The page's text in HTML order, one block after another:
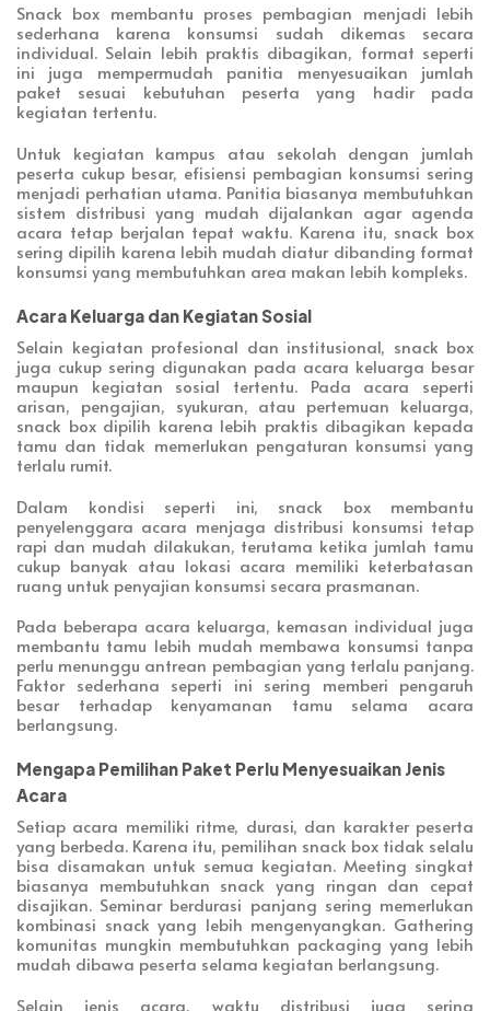
Snack box membantu proses pembagian menjadi lebih
sederhana karena konsumsi sudah dikemas secara
individual. Selain lebih praktis dibagikan, format seperti
ini juga mempermudah panitia menyesuaikan jumlah
paket sesuai kebutuhan peserta yang hadir pada
kegiatan tertentu.
Untuk kegiatan kampus atau sekolah dengan jumlah
peserta cukup besar, efisiensi pembagian konsumsi sering
menjadi perhatian utama. Panitia biasanya membutuhkan
sistem distribusi yang mudah dijalankan agar agenda
acara tetap berjalan tepat waktu. Karena itu, snack box
sering dipilih karena lebih mudah diatur dibanding format
konsumsi yang membutuhkan area makan lebih kompleks.
Acara Keluarga dan Kegiatan Sosial
Selain kegiatan profesional dan institusional, snack box
juga cukup sering digunakan pada acara keluarga besar
maupun kegiatan sosial tertentu. Pada acara seperti
arisan, pengajian, syukuran, atau pertemuan keluarga,
snack box dipilih karena lebih praktis dibagikan kepada
tamu dan tidak memerlukan pengaturan konsumsi yang
terlalu rumit.
Dalam kondisi seperti ini, snack box membantu
penyelenggara acara menjaga distribusi konsumsi tetap
rapi dan mudah dilakukan, terutama ketika jumlah tamu
cukup banyak atau lokasi acara memiliki keterbatasan
ruang untuk penyajian konsumsi secara prasmanan.
Pada beberapa acara keluarga, kemasan individual juga
membantu tamu lebih mudah membawa konsumsi tanpa
perlu menunggu antrean pembagian yang terlalu panjang.
Faktor sederhana seperti ini sering memberi pengaruh
besar terhadap kenyamanan tamu selama acara
berlangsung.
Mengapa Pemilihan Paket Perlu Menyesuaikan Jenis
Acara
Setiap acara memiliki ritme, durasi, dan karakter peserta
yang berbeda. Karena itu, pemilihan snack box tidak selalu
bisa disamakan untuk semua kegiatan. Meeting singkat
biasanya membutuhkan snack yang ringan dan cepat
disajikan. Seminar berdurasi panjang sering memerlukan
kombinasi snack yang lebih mengenyangkan. Gathering
komunitas mungkin membutuhkan packaging yang lebih
mudah dibawa peserta selama kegiatan berlangsung.
Selain jenis acara, waktu distribusi juga sering